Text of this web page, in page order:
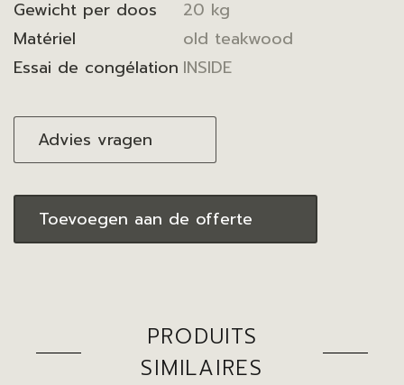
Gewicht per doos
20 kg
Matériel
old teakwood
Essai de congélation INSIDE
Advies vragen
Toevoegen aan de offerte
PRODUITS
SIMILAIRES